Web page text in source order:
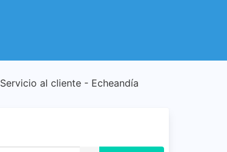
Servicio al cliente - Echeandía